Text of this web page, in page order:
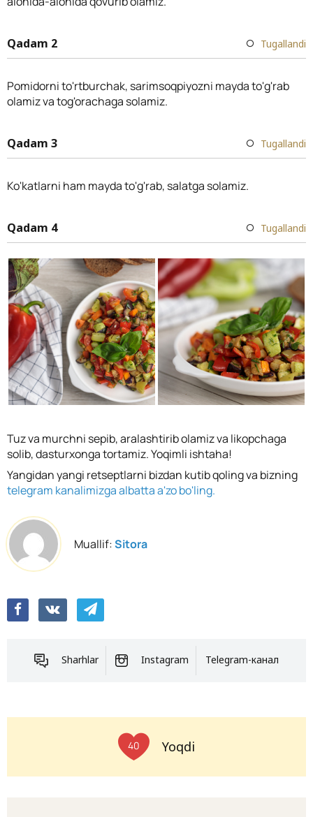
Qadam 2 Tugallandi
Pomidorni to'rtburchak, sarimsoqpiyozni mayda to'g'rab
olamiz va tog'orachaga solamiz.
Qadam 3 Tugallandi
Ko'katlarni ham mayda to'g'rab, salatga solamiz.
Qadam 4 Tugallandi
Tuz va murchni sepib, aralashtirib olamiz va likopchaga
solib, dasturxonga tortamiz. Yoqimli ishtaha!
Yangidan yangi retseptlarni bizdan kutib qoling va bizning
telegram kanalimizga albatta a'zo bo'ling.
Muallif:Sitora
Sharhlar Instagram Telegram-канал
40 Yoqdi